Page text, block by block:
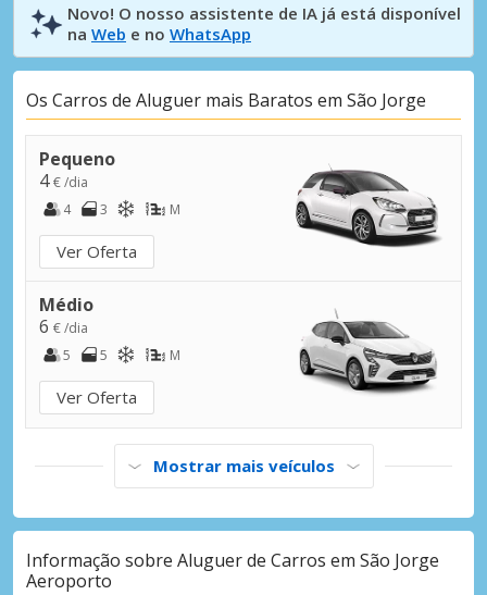
Novo! O nosso assistente de IA já está disponível
na Web e no WhatsApp
Os Carros de Aluguer mais Baratos em São Jorge
Pequeno
4€ /dia
4
3 M
Ver Oferta
Médio
6 € /dia
5
5 M
Ver Oferta
Mostrar mais veículos
Informação sobre Aluguer de Carros em São Jorge
Aeroporto